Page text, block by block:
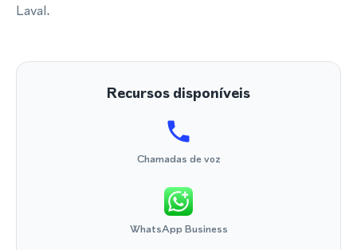
Laval.
Recursos disponíveis
Chamadas de voz
WhatsApp Business